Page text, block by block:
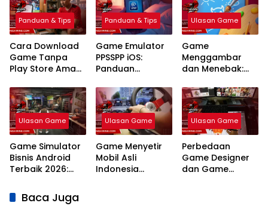
Panduan & Tips
Cara Download
Game Tanpa
Play Store Aman
Terbaru 2026
Panduan & Tips
Game Emulator
PPSSPP iOS:
Panduan
Terbaik 2026
Ulasan Game
Game
Menggambar
dan Menebak:
Platform Terbaik
2026
Ulasan Game
Game Simulator
Bisnis Android
Terbaik 2026:
Usaha
Ulasan Game
Game Menyetir
Mobil Asli
Indonesia
Ulasan Game
Perbedaan
Game Designer
dan Game
Baca Juga